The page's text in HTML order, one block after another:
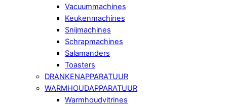
Vacuummachines
Keukenmachines
Snijmachines
Schrapmachines
Salamanders
Toasters
DRANKENAPPARATUUR
WARMHOUDAPPARATUUR
Warmhoudvitrines